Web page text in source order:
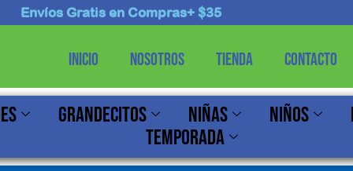
Envíos Gratis en Compras+ $35
Inicio Nosotros Tienda Contacto
Grandecitos Niñas Niños
Temporada